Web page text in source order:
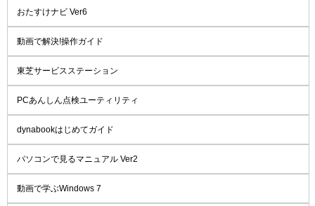
おたすけナビ Ver6
動画で解決!操作ガイド
東芝サービスステーション
PCあんしん点検ユーティリティ
dynabookはじめてガイド
パソコンで見るマニュアル Ver2
動画で学ぶWindows 7